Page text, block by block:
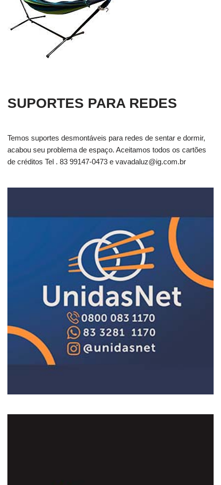
SUPORTES PARA REDES
Temos suportes desmontáveis para redes de sentar e dormir,
acabou seu problema de espaço. Aceitamos todos os cartões
de créditos Tel . 83 99147-0473 e vavadaluz@ig.com.br